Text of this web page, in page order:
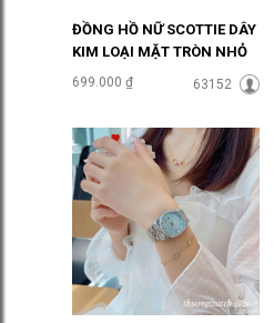
ĐỒNG HỒ NỮ SCOTTIE DÂY
KIM LOẠI MẶT TRÒN NHỎ
ĐÍNH ĐÁ ĐHĐ48601
699.000 ₫ 63152